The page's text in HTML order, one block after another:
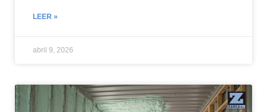
LEER »
abril 9, 2026